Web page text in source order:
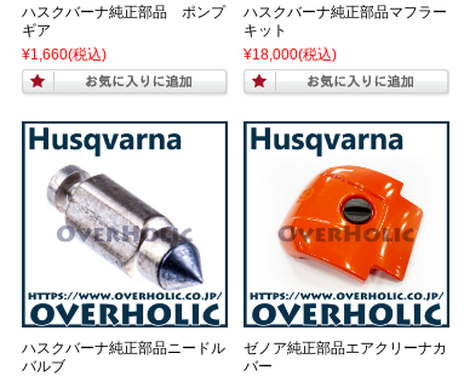
ハスクバーナ純正部品 ポンプ
ギア
¥1,660(税込)
ハスクバーナ純正部品マフラー
キット
¥18,000(税込)
ハスクバーナ純正部品ニードル
バルブ
ゼノア純正部品エアクリーナカ
バー